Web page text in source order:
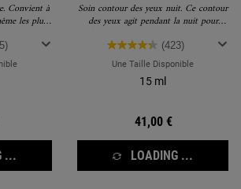
Convient à
les plus
...
Soin contour des yeux nuit. Ce contour
des yeux agit pendant la nuit pour
la peau pour des yeux reposés et
d'apparence plus jeune le matin.
(423)
Une Taille Disponible
15 ml
41,00 €
LOADING ...